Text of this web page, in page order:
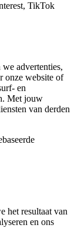
TikTok
advertenties,
onze website of
en
Met jouw
van derden
het resultaat van
en ons